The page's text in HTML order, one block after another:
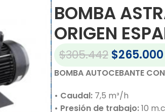
BOMBA
ORIGEN
$305.442 $265.000
BOMBA AUTOCEBANTE
• Caudal:7,5 m³/h
• Presión de trabajo:10